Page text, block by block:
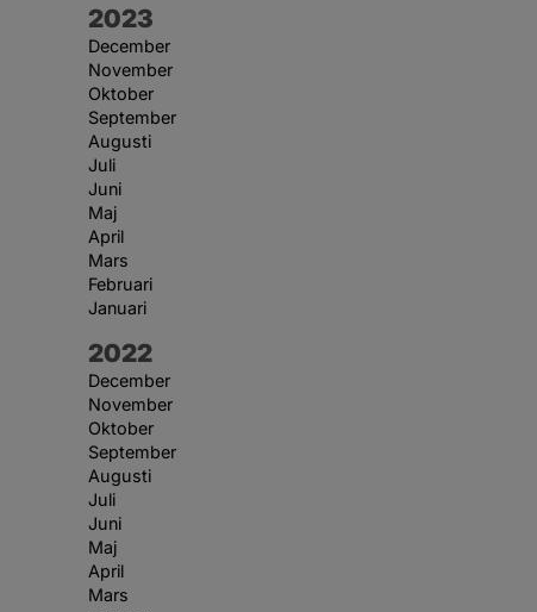
År:
2023
December
November
Oktober
September
Augusti
Juli
Juni
Maj
April
Mars
Februari
Januari
År:
2022
December
November
Oktober
September
Augusti
Juli
Juni
Maj
April
Mars